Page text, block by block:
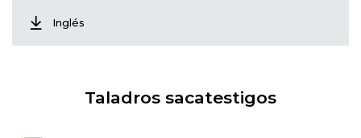
Inglés
Taladros sacatestigos